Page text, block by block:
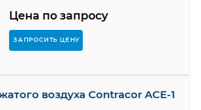
Цена по запросу
ЗАПРОСИТЬ ЦЕНУ
воздуха Contracor ACE-1